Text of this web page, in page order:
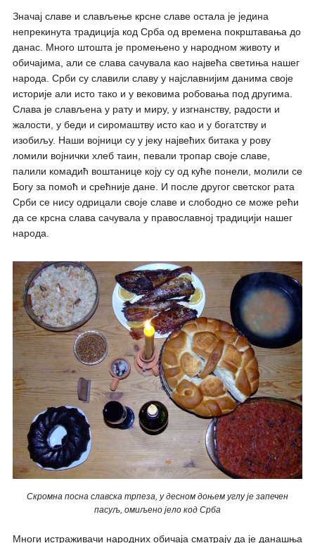
Значај славе и слављење крсне славе остала је једина
непрекинута традиција код Срба од времена покрштавања до
данас. Много штошта је промењено у народном животу и
обичајима, али се слава сачувала као највећа светиња нашег
народа. Срби су славили славу у најславнијим данима своје
историје али исто тако и у вековима робовања под другима.
Слава је слављена у рату и миру, у изгнанству, радости и
жалости, у беди и сиромаштву исто као и у богатству и
изобиљу. Наши војници су у јеку највећих битака у рову
ломили војнички хлеб таин, певали тропар своје славе,
палили комадић воштанице коју су од куће понели, молили се
Богу за помоћ и срећније дане. И после другог светског рата
Срби се нису одрицали своје славе и слободно се може рећи
да се крсна слава сачувала у православној традицији нашег
народа.
Скромна посна славска трпеза, у десном доњем углу је запечен
пасуљ, омиљено јело код Срба
Многи истраживачи народних обичаја сматрају да је данашња